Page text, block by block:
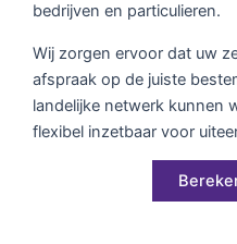
bedrijven en particulieren.
Wij zorgen ervoor dat uw
afspraak op de juiste
landelijke netwerk kunnen
flexibel inzetbaar voor